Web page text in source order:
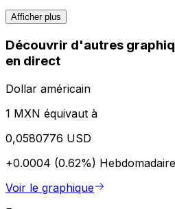
Afficher plus
Découvrir d'autres
en direct
Dollar américain
1 MXN équivaut à
0,0580776 USD
+0.0004 (0.62%) Hebdomadaire
Voir le graphique